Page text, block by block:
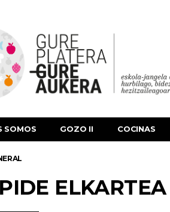
SOMOS GOZO II COCINAS